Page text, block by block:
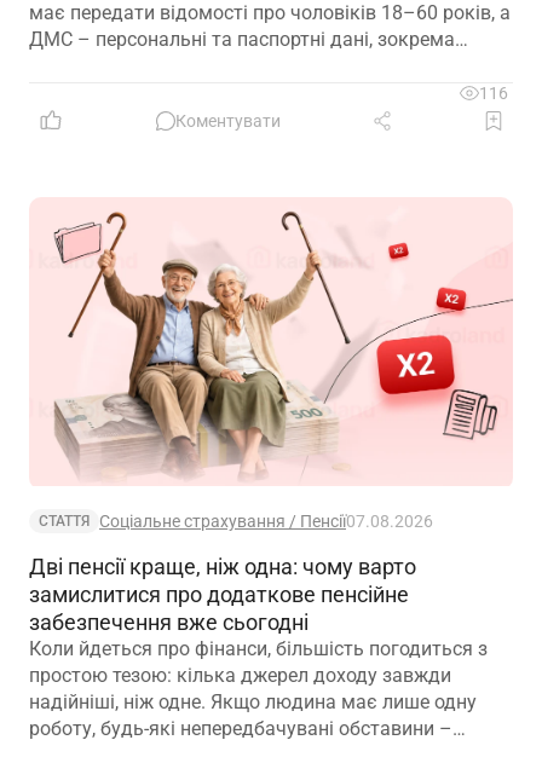
має передати відомості про чоловіків 18–60 років, а
ДМС – персональні та паспортні дані, зокрема
116
Коментувати
СТАТТЯ Соціальне страхування / Пенсії07.08.2026
Дві пенсії краще, ніж одна: чому варто
замислитися про додаткове пенсійне
забезпечення вже сьогодні
Коли йдеться про фінанси, більшість погодиться з
простою тезою: кілька джерел доходу завжди
надійніші, ніж одне. Якщо людина має лише одну
роботу, будь-які непередбачувані обставини –